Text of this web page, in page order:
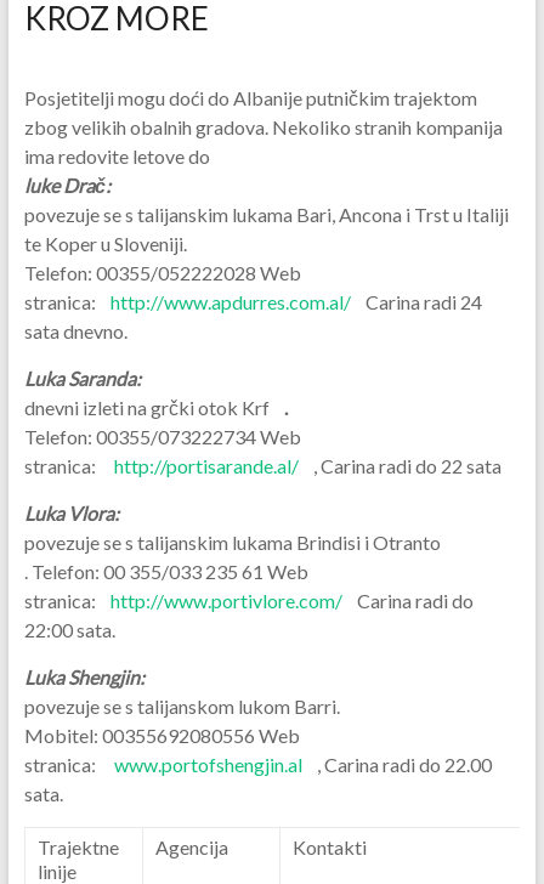
KROZ MORE
Posjetitelji mogu doći do Albanije putničkim trajektom
zbog velikih obalnih gradova. Nekoliko stranih kompanija
ima redovite letove do
luke Drač:
povezuje se s talijanskim lukama Bari, Ancona i Trst u Italiji
te Koper u Sloveniji.
Telefon: 00355/052222028 Web
stranica: http://www.apdurres.com.al/Carina radi 24
sata dnevno.
Luka Saranda:
dnevni izleti na grčki otok Krf.
Telefon: 00355/073222734 Web
stranica:
http://portisarande.al/, Carina radi do 22 sata
Luka Vlora:
povezuje se s talijanskim lukama Brindisi i Otranto
. Telefon: 00 355/033 235 61 Web
stranica: http://www.portivlore.com/Carina radi do
22:00 sata.
Luka Shengjin:
povezuje se s talijanskom lukom Barri.
Mobitel: 00355692080556 Web
stranica:
www.portofshengjin.al, Carina radi do 22.00
sata.
Trajektne
linije
Agencija Kontakti